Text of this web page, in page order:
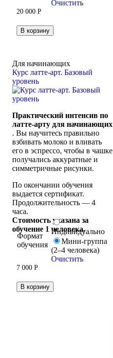
Очистить
20 000 Р
В корзину
Для начинающих
Курс латте-арт. Базовый
уровень
Практический интенсив по
латте-арту для начинающих
. Вы научитесь правильно
взбивать молоко и вливать
его в эспрессо, чтобы в чашке
получались аккуратные и
симметричные рисунки.
По окончании обучения
выдается сертификат.
Продолжительность — 4
часа.
Стоимость указана за
обучение 1 человека.
Формат
обучения
Индивидуально
Мини-группа
(2–4 человека)
Очистить
7 000 Р
В корзину